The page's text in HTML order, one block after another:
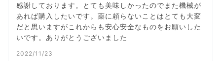
感謝しております。とても美味しかったのでまた機械が
あれば購入したいです。薬に頼らないことはとても大変
だと思いますがこれからも安心安全なものをお願いした
いです。ありがとうございました
2022/11/23